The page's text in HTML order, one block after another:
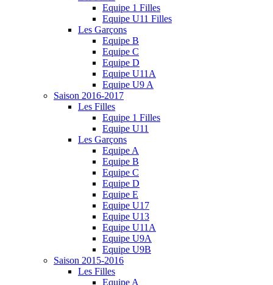
Equipe 1 Filles
Equipe U11 Filles
Les Garçons
Equipe B
Equipe C
Equipe D
Equipe U11A
Equipe U9 A
Saison 2016-2017
Les Filles
Equipe 1 Filles
Equipe U11
Les Garçons
Equipe A
Equipe B
Equipe C
Equipe D
Equipe E
Equipe U17
Equipe U13
Equipe U11A
Equipe U9A
Equipe U9B
Saison 2015-2016
Les Filles
Equipe A